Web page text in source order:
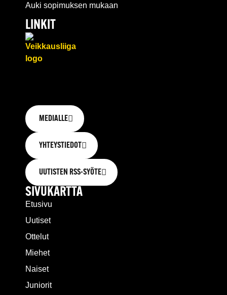
Auki sopimuksen mukaan
LINKIT
MEDIALLE
YHTEYSTIEDOT
UUTISTEN RSS-SYÖTE
SIVUKARTTA
Etusivu
Uutiset
Ottelut
Miehet
Naiset
Juniorit